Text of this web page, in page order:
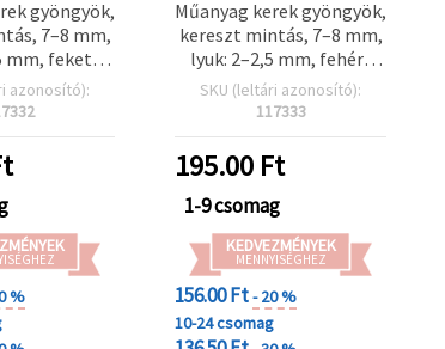
gyöngyök,
7–8 mm,
mm, fekete-
(~80 db)
azonosító):
%
Műanyag kerek gyöngyök,
kereszt mintás, 7–8 mm,
lyuk: 2–2,5 mm, fehér-
fekete, 20 g (~80 db)
SKU (leltári azonosító):
117333
195.00 Ft
1-9 csomag
KEDVEZMÉNYEK
MENNYISÉGHEZ
156.00 Ft- 20 %
10-24 csomag